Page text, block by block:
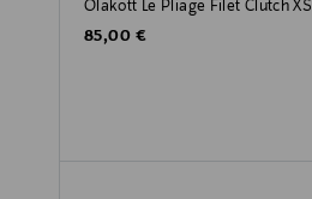
Õlakott Le Pliage Filet Clutch XS
Original Price
85,00 €